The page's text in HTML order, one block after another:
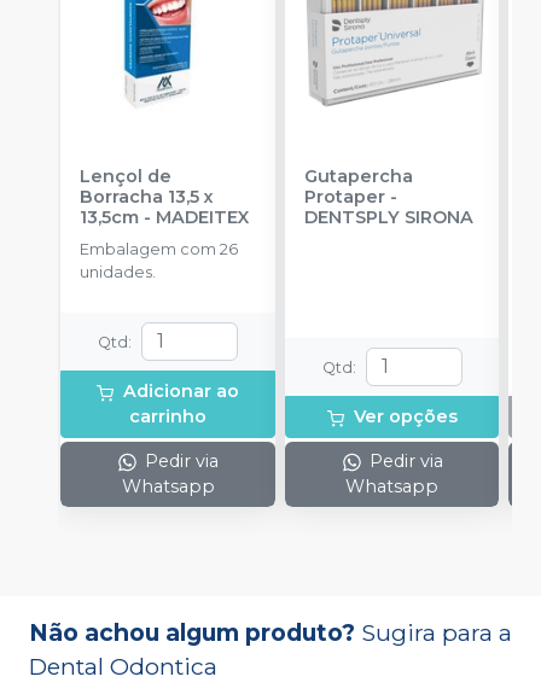
Lençol de
Borracha 13,5 x
13,5cm - MADEITEX
Embalagem com 26
unidades.
Qtd :
Adicionar ao
carrinho
Pedir via
Whatsapp
Gutapercha
Protaper-
DENTSPLY SIRONA
Qtd :
Ver opções
Pedir via
Whatsapp
Não achou algum produto? Sugira para a
Dental Odontica